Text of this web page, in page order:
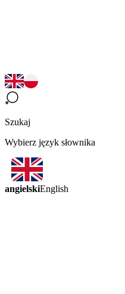
Szukaj
Wybierz język słownika
angielskiEnglish